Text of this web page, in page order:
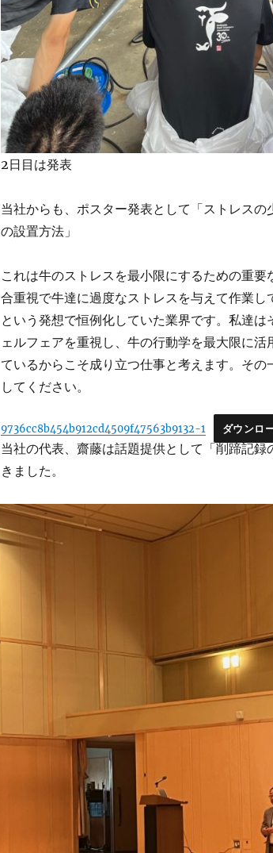
2日目は発表
当社からも、ポスター発表として「ストレス
の設置方法」
これは牛のストレスを最小限にするための重
合重視で牛達に過度なストレスを与えて作業し
という発想で恒例化していた業界です。私達
ェルフェアを重視し、牛の行動学を最大限に
ているからこそ成り立つ仕事と考えます。その
してください。
9736cc8b454b912cd4509f47563b9132-1 ダウンロ
当社の代表、齋藤は話題提供として「削蹄記
きました。